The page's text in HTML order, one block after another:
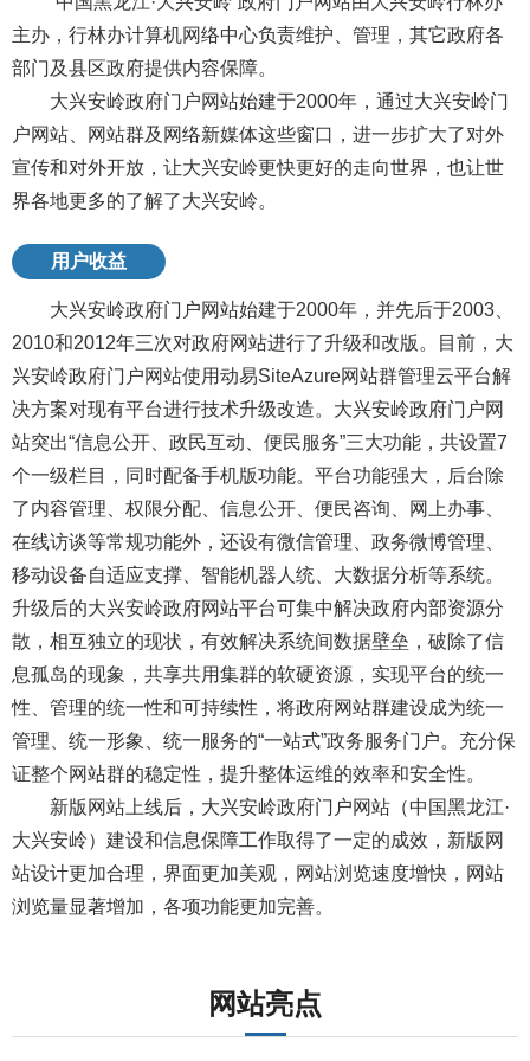
主办，行林办计算机网络中心负责维护、管理，其它政府各
部门及县区政府提供内容保障。
大兴安岭政府门户网站始建于2000年，通过大兴安岭门
户网站、网站群及网络新媒体这些窗口，进一步扩大了对外
宣传和对外开放，让大兴安岭更快更好的走向世界，也让世
界各地更多的了解了大兴安岭。
用户收益
大兴安岭政府门户网站始建于2000年，并先后于2003、
2010和2012年三次对政府网站进行了升级和改版。目前，大
兴安岭政府门户网站使用动易SiteAzure网站群管理云平台解
决方案对现有平台进行技术升级改造。大兴安岭政府门户网
站突出“信息公开、政民互动、便民服务”三大功能，共设置7
个一级栏目，同时配备手机版功能。平台功能强大，后台除
了内容管理、权限分配、信息公开、便民咨询、网上办事、
在线访谈等常规功能外，还设有微信管理、政务微博管理、
移动设备自适应支撑、智能机器人统、大数据分析等系统。
升级后的大兴安岭政府网站平台可集中解决政府内部资源分
散，相互独立的现状，有效解决系统间数据壁垒，破除了信
息孤岛的现象，共享共用集群的软硬资源，实现平台的统一
性、管理的统一性和可持续性，将政府网站群建设成为统一
管理、统一形象、统一服务的“一站式”政务服务门户。充分保
证整个网站群的稳定性，提升整体运维的效率和安全性。
新版网站上线后，大兴安岭政府门户网站（中国黑龙江·
大兴安岭）建设和信息保障工作取得了一定的成效，新版网
站设计更加合理，界面更加美观，网站浏览速度增快，网站
浏览量显著增加，各项功能更加完善。
网站亮点